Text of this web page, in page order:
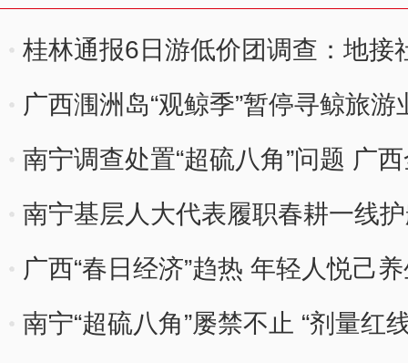
桂林通报6日游低价团调查：地接
广西涠洲岛“观鲸季”暂停寻鲸旅游
南宁调查处置“超硫八角”问题 广
南宁基层人大代表履职春耕一线
广西“春日经济”趋热 年轻人悦己养
南宁“超硫八角”屡禁不止 “剂量红